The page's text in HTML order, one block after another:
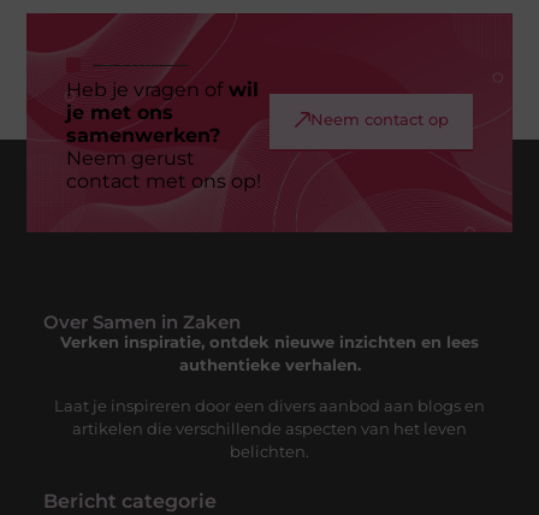
Heb je vragen ofwil
je met ons
samenwerken?
Neem gerust
contact met ons op!
Neem contact op
Over Samen in Zaken
Verken inspiratie, ontdek nieuwe inzichten en lees
authentieke verhalen.
Laat je inspireren door een divers aanbod aan blogs en
artikelen die verschillende aspecten van het leven
belichten.
Bericht categorie